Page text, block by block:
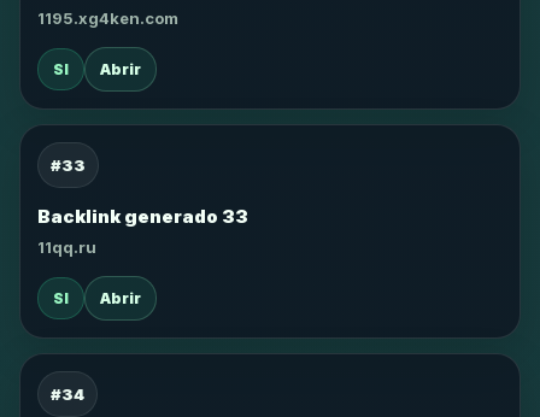
1195.xg4ken.com
SI Abrir
#33
Backlink generado 33
11qq.ru
SI Abrir
#34